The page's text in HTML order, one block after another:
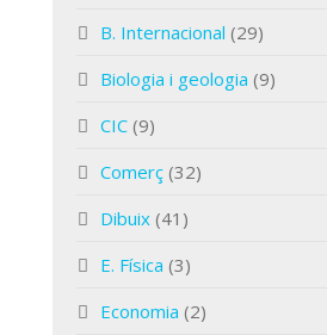
B. Internacional (29)
Biologia i geologia (9)
CIC (9)
Comerç (32)
Dibuix (41)
E. Física (3)
Economia (2)